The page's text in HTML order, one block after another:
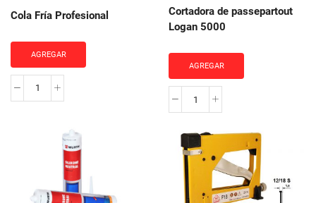
Cola Fría Profesional
AGREGAR
Cola
Profesional
cantidad
Cortadora de passepartout
Logan 5000
AGREGAR
Cortadora
passepartout
Logan
5000
cantidad